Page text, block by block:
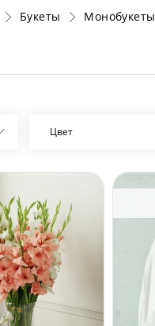
Букеты Монобукеты
Цвет